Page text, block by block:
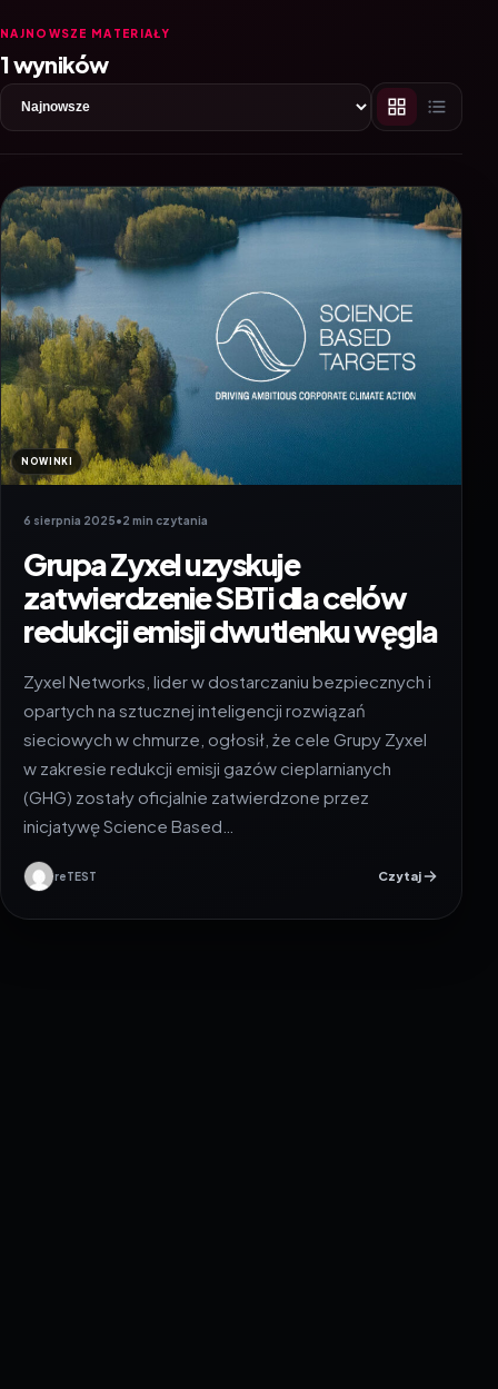
NAJNOWSZE MATERIAŁY
1 wyników
NOWINKI
6 sierpnia 2025•2 min czytania
Grupa Zyxel uzyskuje
zatwierdzenie SBTi dla celów
redukcji emisji dwutlenku węgla
Zyxel Networks, lider w dostarczaniu bezpiecznych i
opartych na sztucznej inteligencji rozwiązań
sieciowych w chmurze, ogłosił, że cele Grupy Zyxel
w zakresie redukcji emisji gazów cieplarnianych
(GHG) zostały oficjalnie zatwierdzone przez
inicjatywę Science Based…
reTEST Czytaj